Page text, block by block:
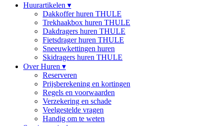
Huurartikelen ▾
Dakkoffer huren THULE
Trekhaakbox huren THULE
Dakdragers huren THULE
Fietsdrager huren THULE
Sneeuwkettingen huren
Skidragers huren THULE
Over Huren ▾
Reserveren
Prijsberekening en kortingen
Regels en voorwaarden
Verzekering en schade
Veelgestelde vragen
Handig om te weten